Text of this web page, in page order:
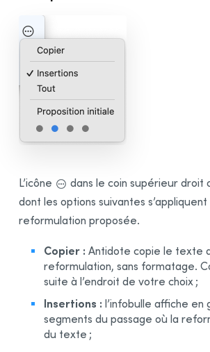
L’icône
dans le coin supérieur droit
dont les options suivantes
reformulation proposée.
Copier : Antidote copie le texte
reformulation, sans formatage.
suite à l’endroit de votre choix ;
Insertions : l’infobulle affiche en
segments du passage où la
du texte ;